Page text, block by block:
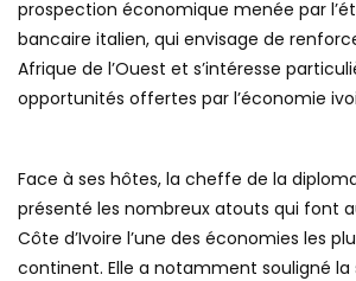
prospection économique menée par
bancaire italien, qui envisage de
Afrique de l’Ouest et s’intéresse
opportunités offertes par l’économie
Face à ses hôtes, la cheffe de la
présenté les nombreux atouts qui font
Côte d’Ivoire l’une des économies les
continent. Elle a notamment souligné la